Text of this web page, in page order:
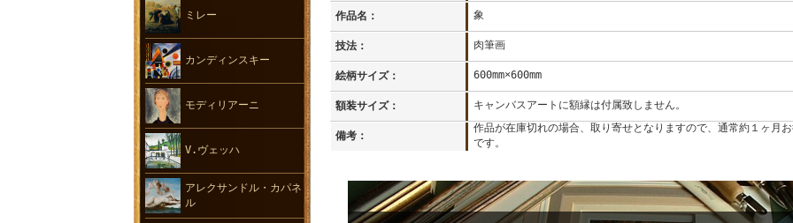
ミレー
カンディンスキー
モディリアーニ
V.ヴェッハ
アレクサンドル・カパネ
ル
作品名： 象
技法： 肉筆画
絵柄サイズ： 600mm×600mm
額装サイズ： キャンバスアートに額縁は付属致しません。
備考：
作品が在庫切れの場合、取り寄せとなりますので、通常約１ヶ月
です。